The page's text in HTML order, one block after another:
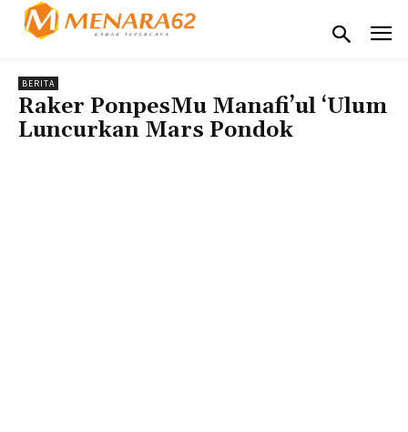
BERITA
Raker PonpesMu Manafi’ul ‘Ulum
Luncurkan Mars Pondok